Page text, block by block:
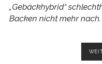
„Gebäckhybrid“
Backen nicht mehr nach.